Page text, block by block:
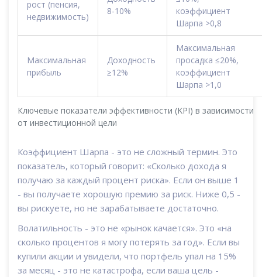
Ключевые показатели эффективности (KPI) в зависимости
от инвестиционной цели
рост (пенсия,
недвижимость)
8-10%
коэффициент
Шарпа >0,8
Максимальная
прибыль
Доходность
≥12%
Максимальная
просадка ≤20%,
коэффициент
Шарпа >1,0
Коэффициент Шарпа - это не сложный термин. Это
показатель, который говорит: «Сколько дохода я
получаю за каждый процент риска». Если он выше 1
- вы получаете хорошую премию за риск. Ниже 0,5 -
вы рискуете, но не зарабатываете достаточно.
Волатильность - это не «рынок качается». Это «на
сколько процентов я могу потерять за год». Если вы
купили акции и увидели, что портфель упал на 15%
за месяц - это не катастрофа, если ваша цель -